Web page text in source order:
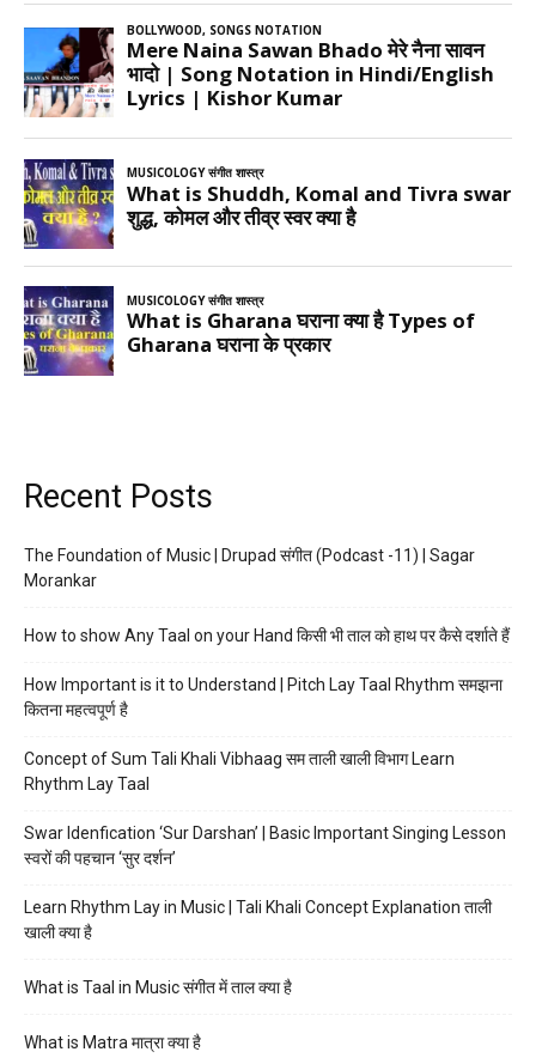
Recent Posts
The Foundation of Music | Drupad संगीत (Podcast -11) | Sagar
Morankar
How to show Any Taal on your Hand किसी भी ताल को हाथ पर कैसे दर्शाते हैं
How Important is it to Understand | Pitch Lay Taal Rhythm समझना
कितना महत्वपूर्ण है
Concept of Sum Tali Khali Vibhaag सम ताली खाली विभाग Learn
Rhythm Lay Taal
Swar Idenfication ‘Sur Darshan’ | Basic Important Singing Lesson
स्वरों की पहचान ‘सुर दर्शन’
Learn Rhythm Lay in Music | Tali Khali Concept Explanation ताली
खाली क्या है
What is Taal in Music संगीत में ताल क्या है
What is Matra मात्रा क्या है